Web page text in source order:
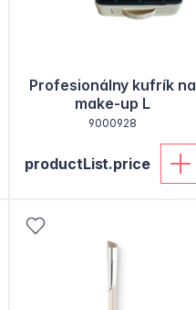
Profesionálny kufrík na
make-up L
9000928
productList.price